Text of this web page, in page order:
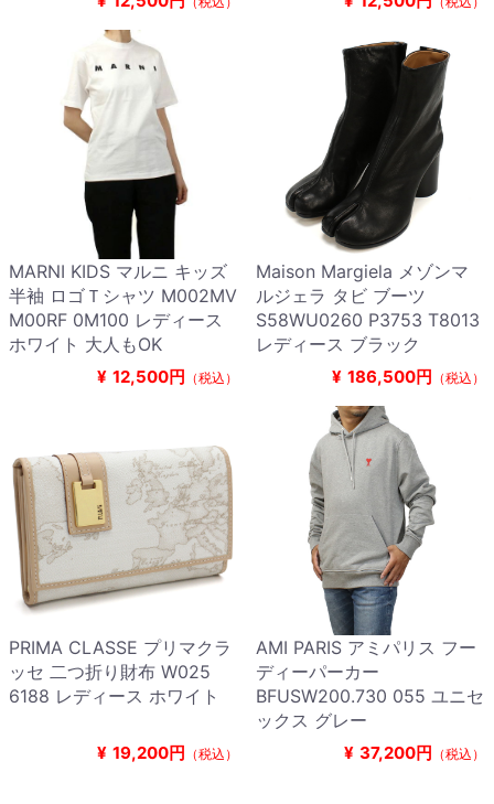
MARNI KIDS マルニ キッズ
半袖 ロゴＴシャツ M002MV
M00RF 0M100 レディース
ホワイト 大人もOK
¥ 12,500円 （税込）
Maison Margiela メゾンマ
ルジェラ タビ ブーツ
S58WU0260 P3753 T8013
レディース ブラック
¥ 186,500円 （税込）
PRIMA CLASSE プリマクラ
ッセ 二つ折り財布 W025
6188 レディース ホワイト
¥ 19,200円 （税込）
AMI PARIS アミパリス フー
ディーパーカー
BFUSW200.730 055 ユニセ
ックス グレー
¥ 37,200円 （税込）